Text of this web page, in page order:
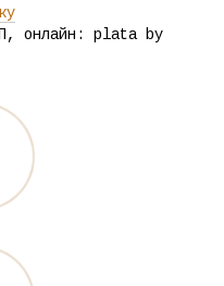
онлайн: plata by